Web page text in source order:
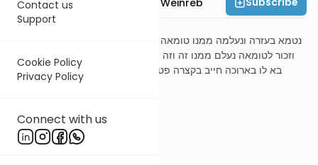
Contact us
Support
Cookie Policy
Privacy Policy
Connect with us
משנה ג
נטמא בעזרה ונעלמה ממנו טומאה וזכור את המקדש נעלם ממנו מקדש
וזכור לטומאה נעלם ממנו זה וזה והשתחוה או ששהה בכדי השתחואה
בא לו בארוכה חייב בקצרה פטור זו היא מצות עשה שבמקדש שאין
חייבין עליה
ר' עובדיה מברטנורא